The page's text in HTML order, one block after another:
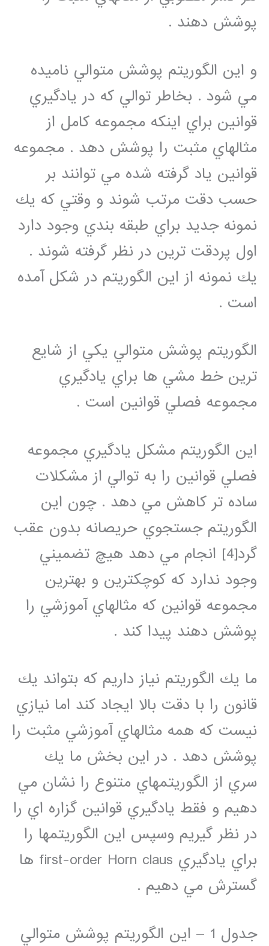
پوشش دهند .
و اين الگوريتم پوشش متوالي ناميده
مي شود . بخاطر توالي كه در يادگيري
قوانين براي اينكه مجموعه كامل از
مثالهاي مثبت را پوشش دهد . مجموعه
قوانين ياد گرفته شده مي توانند بر
حسب دقت مرتب شوند و وقتي كه يك
نمونه جديد براي طبقه بندي وجود دارد
اول پردقت ترين در نظر گرفته شوند .
يك نمونه از اين الگوريتم در شكل آمده
است .
الگوريتم پوشش متوالي يكي از شايع
ترين خط مشي ها براي يادگيري
مجموعه فصلي قوانين است .
اين الگوريتم مشكل يادگيري مجموعه
فصلي قوانين را به توالي از مشكلات
ساده تر كاهش مي دهد . چون اين
الگوريتم جستجوي حريصانه بدون عقب
گرد[4] انجام مي دهد هيچ تضميني
وجود ندارد كه كوچكترين و بهترين
مجموعه قوانين كه مثالهاي آموزشي را
پوشش دهند پيدا كند .
ما يك الگوريتم نياز داريم كه بتواند يك
قانون را با دقت بالا ايجاد كند اما نيازي
نيست كه همه مثالهاي آموزشي مثبت را
پوشش دهد . در اين بخش ما يك
سري از الگوريتمهاي متنوع را نشان مي
دهيم و فقط يادگيري قوانين گزاره اي را
در نظر گيريم وسپس اين الگوريتمها را
براي يادگيري first-order Horn claus ها
گسترش مي دهيم .
جدول 1 – اين الگوريتم پوشش متوالي